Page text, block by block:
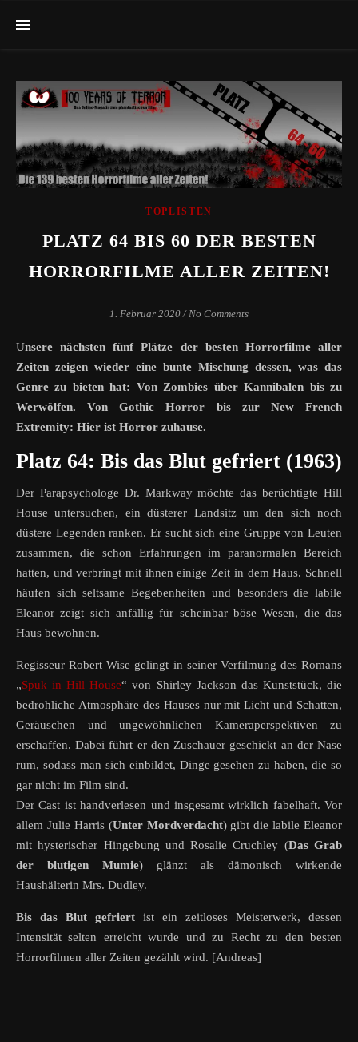
TOPLISTEN
PLATZ 64 BIS 60 DER BESTEN
HORRORFILME ALLER ZEITEN!
1. Februar 2020 / No Comments
Unsere nächsten fünf Plätze der besten Horrorfilme aller
Zeiten zeigen wieder eine bunte Mischung dessen, was das
Genre zu bieten hat: Von Zombies über Kannibalen bis zu
Werwölfen. Von Gothic Horror bis zur New French
Extremity: Hier ist Horror zuhause.
Platz 64: Bis das Blut gefriert (1963)
Der Parapsychologe Dr. Markway möchte das berüchtigte Hill
House untersuchen, ein düsterer Landsitz um den sich noch
düstere Legenden ranken. Er sucht sich eine Gruppe von Leuten
zusammen, die schon Erfahrungen im paranormalen Bereich
hatten, und verbringt mit ihnen einige Zeit in dem Haus. Schnell
häufen sich seltsame Begebenheiten und besonders die labile
Eleanor zeigt sich anfällig für scheinbar böse Wesen, die das
Haus bewohnen.
Regisseur Robert Wise gelingt in seiner Verfilmung des Romans
„Spuk in Hill House“ von Shirley Jackson das Kunststück, die
bedrohliche Atmosphäre des Hauses nur mit Licht und Schatten,
Geräuschen und ungewöhnlichen Kameraperspektiven zu
erschaffen. Dabei führt er den Zuschauer geschickt an der Nase
rum, sodass man sich einbildet, Dinge gesehen zu haben, die so
gar nicht im Film sind.
Der Cast ist handverlesen und insgesamt wirklich fabelhaft. Vor
allem Julie Harris (Unter Mordverdacht) gibt die labile Eleanor
mit hysterischer Hingebung und Rosalie Cruchley (Das Grab
der blutigen Mumie) glänzt als dämonisch wirkende
Haushälterin Mrs. Dudley.
Bis das Blut gefriert ist ein zeitloses Meisterwerk, dessen
Intensität selten erreicht wurde und zu Recht zu den besten
Horrorfilmen aller Zeiten gezählt wird. [Andreas]